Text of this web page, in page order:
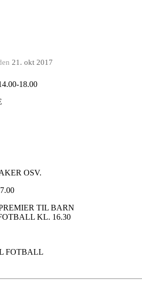
21. okt 2017
18.00
OSV.
TIL BARN
KL. 16.30
FOTBALL